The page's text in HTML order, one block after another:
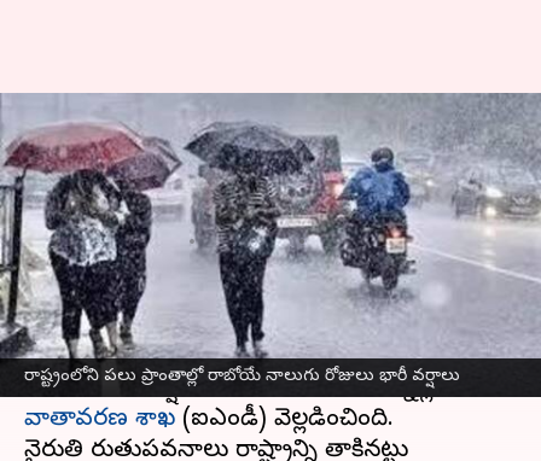
రాష్ట్రంలోని పలు ప్రాంతాల్లో రాబోయే నాలుగు రోజులు భారీ వర్షాలు
AP Rains: రాష్ట్రంలోని పలు
ప్రాంతాల్లో రాబోయే నాలుగు రోజులు
భారీ వర్షాలు
వ్రాసిన వారు Sirish Praharaju May 27, 2025 11:09 am
ఈ వార్తాకథనం ఏంటి
ఆంధ్రప్రదేశ్‌లోని పలు ప్రాంతాల్లో వచ్చే నాలుగు
రోజులు భారీ వర్షాలు కురిసే అవకాశం ఉన్నట్లు భారత
వాతావరణ శాఖ (ఐఎండీ) వెల్లడించింది.
నైరుతి రుతుపవనాలు రాష్ట్రాన్ని తాకినట్టు